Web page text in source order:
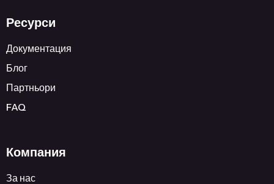
Ресурси
Документация
Блог
Партньори
FAQ
Компания
За нас